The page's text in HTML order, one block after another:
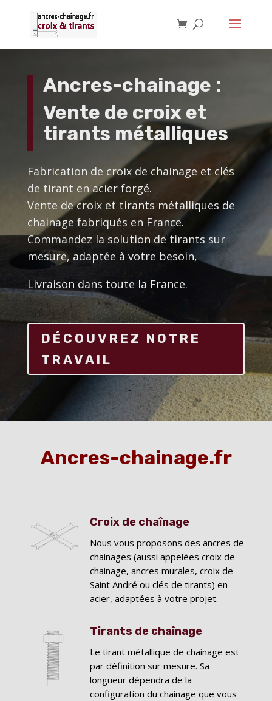
Ancres-chainage :
Vente de croix et
tirants métalliques
Fabrication de croix de chainage et clés
de tirant en acier forgé.
Vente de croix et tirants métalliques de
chainage fabriqués en France.
Commandez la solution de tirants sur
mesure, adaptée à votre besoin,
Livraison dans toute la France.
DÉCOUVREZ NOTRE
TRAVAIL
Ancres-chainage.fr
Croix de chaînage
Nous vous proposons des ancres de
chainages (aussi appelées croix de
chainage, ancres murales, croix de
Saint André ou clés de tirants) en
acier, adaptées à votre projet.
Tirants de chaînage
Le tirant métallique de chainage est
par définition sur mesure. Sa
longueur dépendra de la
configuration du chainage que vous